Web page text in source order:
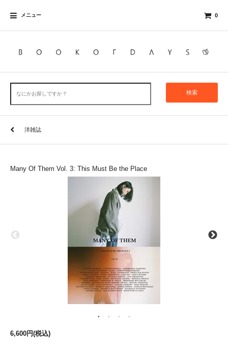
メニュー 0
検索
洋雑誌
Many Of Them Vol. 3: This Must Be the Place
6,600円(税込)